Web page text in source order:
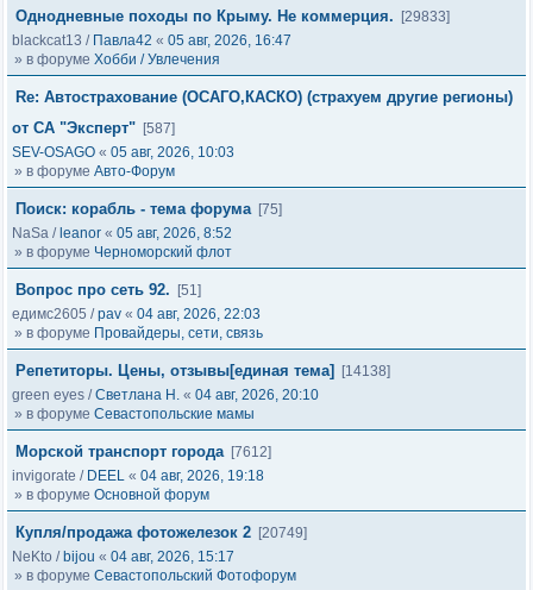
Однодневные походы по Крыму. Не коммерция.
[29833]
blackcat13 / Павла42 « 05 авг, 2026, 16:47
» в форуме Хобби / Увлечения
Re: Автострахование (ОСАГО,КАСКО) (страхуем другие регионы)
от СА "Эксперт" [587]
SEV-OSAGO « 05 авг, 2026, 10:03
» в форуме Авто-Форум
Поиск: корабль - тема форума [75]
NaSa / leanor « 05 авг, 2026, 8:52
» в форуме Черноморский флот
Вопрос про сеть 92.
[51]
едимс2605 /pav « 04 авг, 2026, 22:03
» в форуме Провайдеры, сети, связь
Репетиторы. Цены, отзывы[единая тема]
[14138]
green eyes /Светлана Н. « 04 авг, 2026, 20:10
» в форуме Севастопольские мамы
Морской транспорт города [7612]
invigorate / DEEL « 04 авг, 2026, 19:18
» в форуме Основной форум
Купля/продажа фотожелезок 2 [20749]
NeKto / bijou « 04 авг, 2026, 15:17
» в форуме Севастопольский Фотофорум